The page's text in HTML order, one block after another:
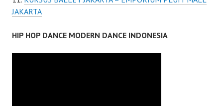
JAKARTA
HIP HOP DANCE MODERN DANCE INDONESIA